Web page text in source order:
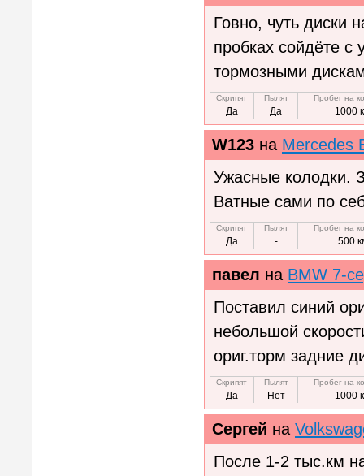
Говно, чуть диски
пробках сойдёте
тормозными
Скрипят
Да
Пылят
Да
Пробег на
1000
W123 на Mercedes
Ужасные колодки.
Ватные сами по
Скрипят
Да
Пылят
-
Пробег на
500
павел на BMW 7-
Поставил синий
небольшой
ориг.торм задние
Скрипят
Да
Пылят
Нет
Пробег на
1000
Сергей на
После 1-2 тыс.км